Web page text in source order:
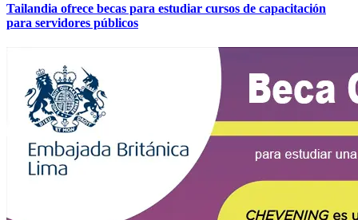
Tailandia ofrece becas para estudiar cursos de capacitación
para servidores públicos